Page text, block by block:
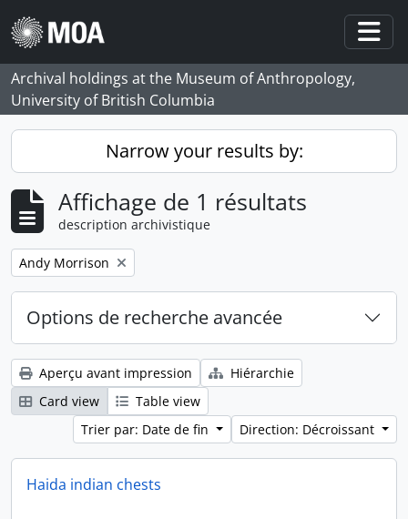
Skip to main content
Archival holdings at the Museum of Anthropology,
University of British Columbia
Narrow your results by:
Affichage de 1 résultats
description archivistique
Remove filter:
Andy Morrison
Options de recherche avancée
Aperçu avant impression
Hiérarchie
Card view
Table view
Trier par: Date de fin
Direction: Décroissant
Haida indian chests